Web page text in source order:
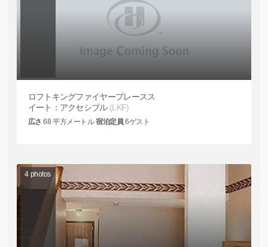
ロフトキングファイヤープレースス
イート：アクセシブル (LKF)
広さ 68 平方メートル宿泊定員 6ゲスト
4 photos